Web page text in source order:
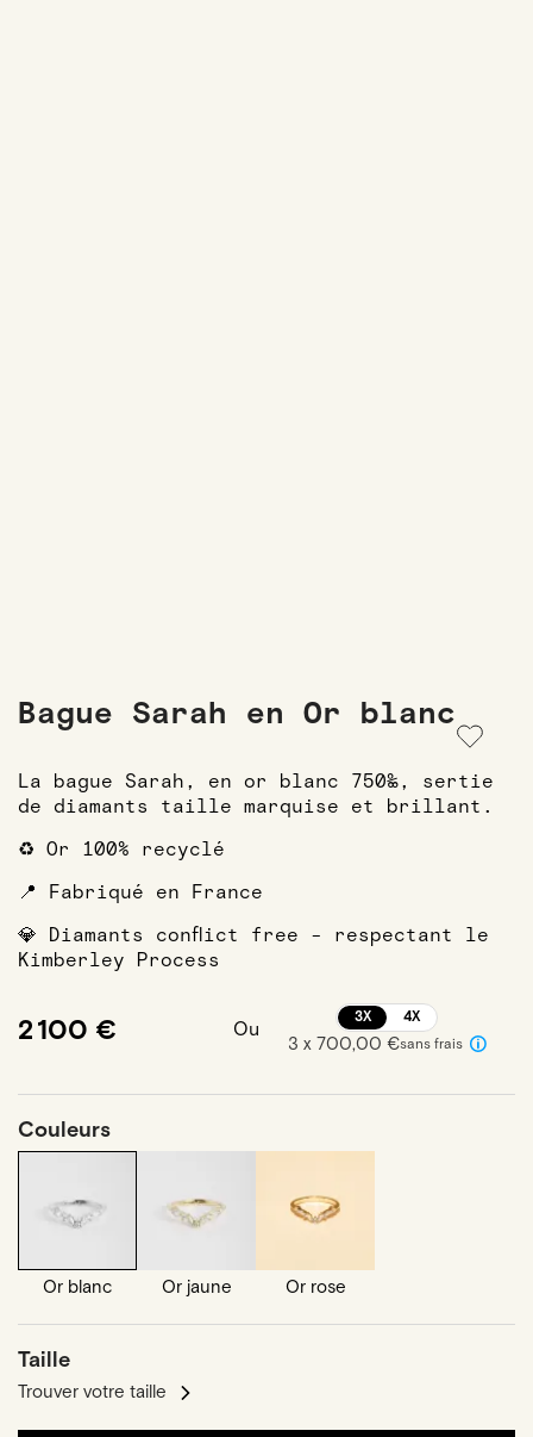
Bague Sarah en Or blanc
La bague Sarah, en or blanc 750‰, sertie
de diamants taille marquise et brillant.
♻️ Or 100% recyclé
📍 Fabriqué en France
💎 Diamants conflict free - respectant le
Kimberley Process
2 100 € Ou
3X 4X
3 x 700,00 €sans frais
Couleurs
Or blanc Or jaune Or rose
Taille
Trouver votre taille